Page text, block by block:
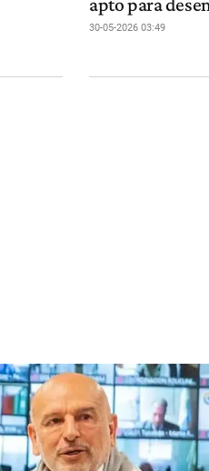
apto para
30-05-2026 03:49